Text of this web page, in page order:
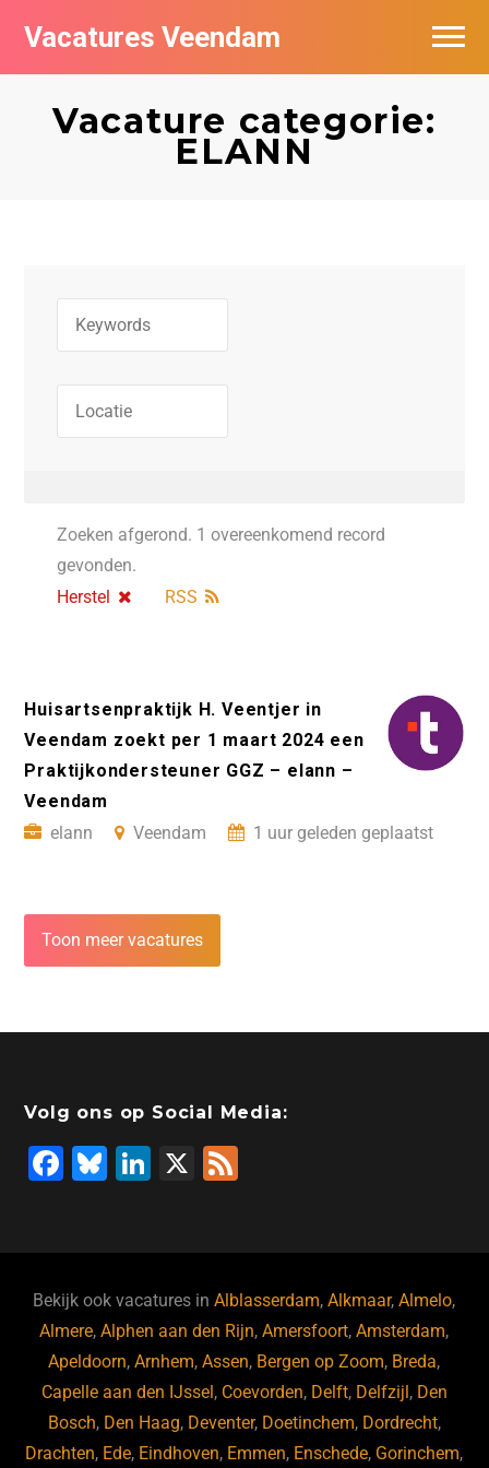
Vacatures Veendam
Vacature categorie:
ELANN
Zoeken afgerond. 1 overeenkomend record
gevonden.
Herstel
RSS
Huisartsenpraktijk H. Veentjer in
Veendam zoekt per 1 maart 2024 een
Praktijkondersteuner GGZ – elann –
Veendam
elann
Veendam 1 uur geleden geplaatst
Toon meer vacatures
Volg ons op Social Media:
F
b
o
o
k
Bl
ky
Li
dI
n
X
Bekijk ook vacatures inAlblasserdam,Alkmaar,Almelo,
Almere,Alphen aan den Rijn,Amersfoort,Amsterdam,
Apeldoorn,Arnhem,Assen, Bergen op Zoom, Breda,
Capelle aan den IJssel , Coevorden, Delft, Delfzijl , Den
Bosch, Den Haag, Deventer, Doetinchem, Dordrecht,
Drachten, Ede, Eindhoven, Emmen, Enschede, Gorinchem,
Vacatures per bedrijf